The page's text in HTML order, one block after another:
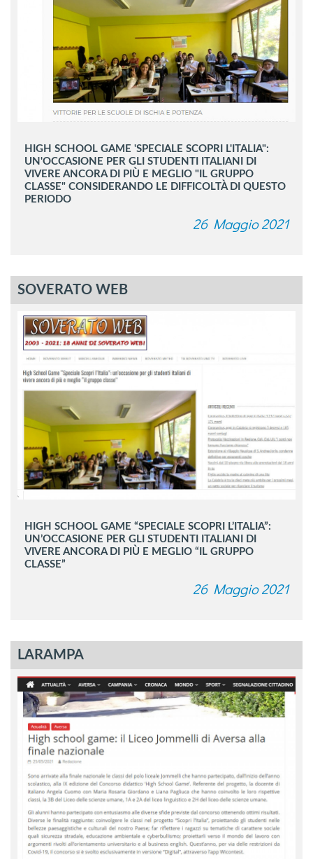
HIGH SCHOOL GAME 'SPECIALE SCOPRI L'ITALIA":
UN'OCCASIONE PER GLI STUDENTI ITALIANI DI
VIVERE ANCORA DI PIÙ E MEGLIO "IL GRUPPO
CLASSE" CONSIDERANDO LE DIFFICOLTÀ DI QUESTO
PERIODO
26 Maggio 2021
SOVERATO WEB
HIGH SCHOOL GAME “SPECIALE SCOPRI L’ITALIA”:
UN’OCCASIONE PER GLI STUDENTI ITALIANI DI
VIVERE ANCORA DI PIÙ E MEGLIO “IL GRUPPO
CLASSE”
26 Maggio 2021
LARAMPA